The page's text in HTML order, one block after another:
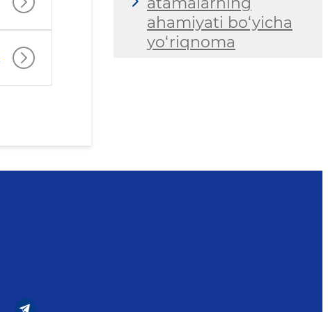
ahamiyati bo‘yicha
yo‘riqnoma